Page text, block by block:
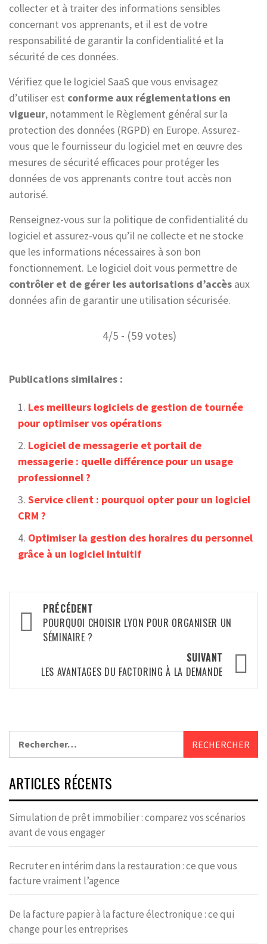
collecter et à traiter des informations sensibles
concernant vos apprenants, et il est de votre
responsabilité de garantir la confidentialité et la
sécurité de ces données.
Vérifiez que le logiciel SaaS que vous envisagez
d’utiliser est conforme aux réglementations en
vigueur, notamment le Règlement général sur la
protection des données (RGPD) en Europe. Assurez-
vous que le fournisseur du logiciel met en œuvre des
mesures de sécurité efficaces pour protéger les
données de vos apprenants contre tout accès non
autorisé.
Renseignez-vous sur la politique de confidentialité du
logiciel et assurez-vous qu’il ne collecte et ne stocke
que les informations nécessaires à son bon
fonctionnement. Le logiciel doit vous permettre de
contrôler et de gérer les autorisations d’accès aux
données afin de garantir une utilisation sécurisée.
4/5 - (59 votes)
Publications similaires :
Les meilleurs logiciels de gestion de tournée
pour optimiser vos opérations
Logiciel de messagerie et portail de
messagerie : quelle différence pour un usage
professionnel ?
Service client : pourquoi opter pour un logiciel
CRM ?
Optimiser la gestion des horaires du personnel
grâce à un logiciel intuitif
Navigation
d’article
PRÉCÉDENT
POURQUOI CHOISIR LYON POUR ORGANISER UN
SÉMINAIRE ?
SUIVANT
LES AVANTAGES DU FACTORING À LA DEMANDE
ARTICLES RÉCENTS
Simulation de prêt immobilier : comparez vos scénarios
avant de vous engager
Recruter en intérim dans la restauration : ce que vous
facture vraiment l’agence
De la facture papier à la facture électronique : ce qui
change pour les entreprises